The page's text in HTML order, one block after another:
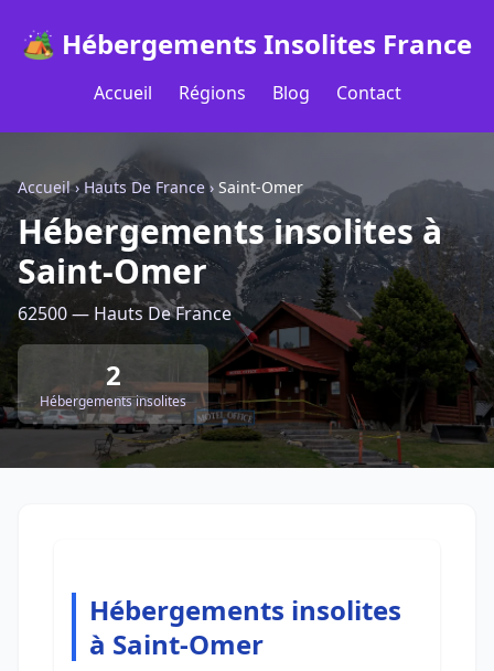
🏕️ Hébergements Insolites France
Accueil Régions Blog Contact
Accueil›Hauts De France› Saint-Omer
Hébergements insolites à
Saint-Omer
62500 — Hauts De France
2
Hébergements insolites
Hébergements insolites
à Saint-Omer